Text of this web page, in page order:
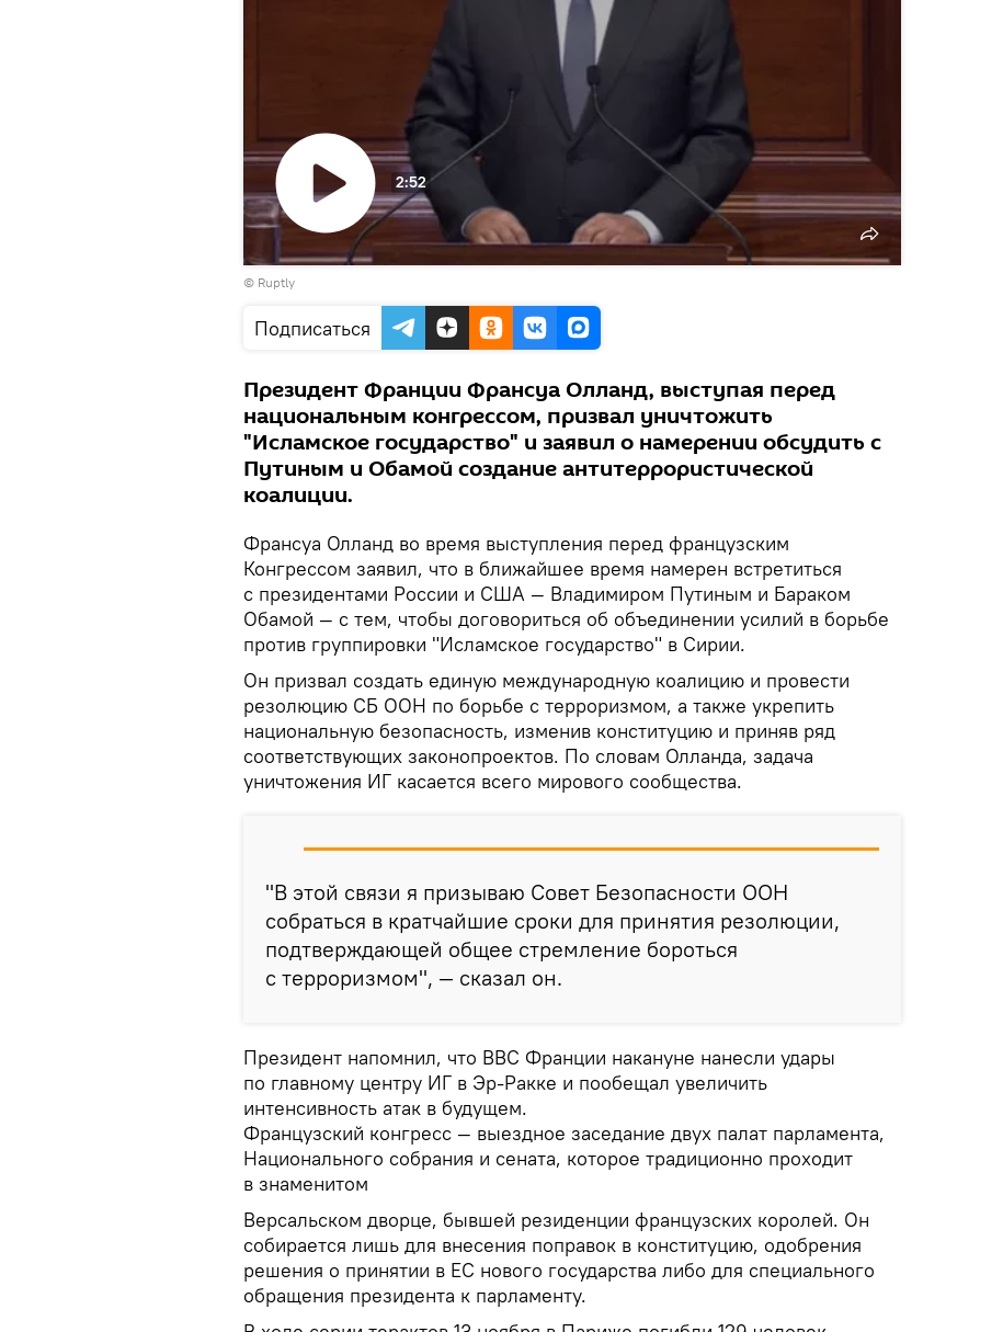
Воспроизвести
2:52
© Ruptly
Подписаться
Президент Франции Франсуа Олланд, выступая перед
национальным конгрессом, призвал уничтожить
"Исламское государство" и заявил о намерении обсудить с
Путиным и Обамой создание антитеррористической
коалиции.
Франсуа Олланд во время выступления перед французским
Конгрессом заявил, что в ближайшее время намерен встретиться
с президентами России и США — Владимиром Путиным и Бараком
Обамой — с тем, чтобы договориться об объединении усилий в борьбе
против группировки "Исламское государство" в Сирии.
Он призвал создать единую международную коалицию и провести
резолюцию СБ ООН по борьбе с терроризмом, а также укрепить
национальную безопасность, изменив конституцию и приняв ряд
соответствующих законопроектов. По словам Олланда, задача
уничтожения ИГ касается всего мирового сообщества.
"В этой связи я призываю Совет Безопасности ООН
собраться в кратчайшие сроки для принятия резолюции,
подтверждающей общее стремление бороться
с терроризмом", — сказал он.
Президент напомнил, что ВВС Франции накануне нанесли удары
по главному центру ИГ в Эр-Ракке и пообещал увеличить
интенсивность атак в будущем.
Французский конгресс — выездное заседание двух палат парламента,
Национального собрания и сената, которое традиционно проходит
в знаменитом
Версальском дворце, бывшей резиденции французских королей. Он
собирается лишь для внесения поправок в конституцию, одобрения
решения о принятии в ЕС нового государства либо для специального
обращения президента к парламенту.